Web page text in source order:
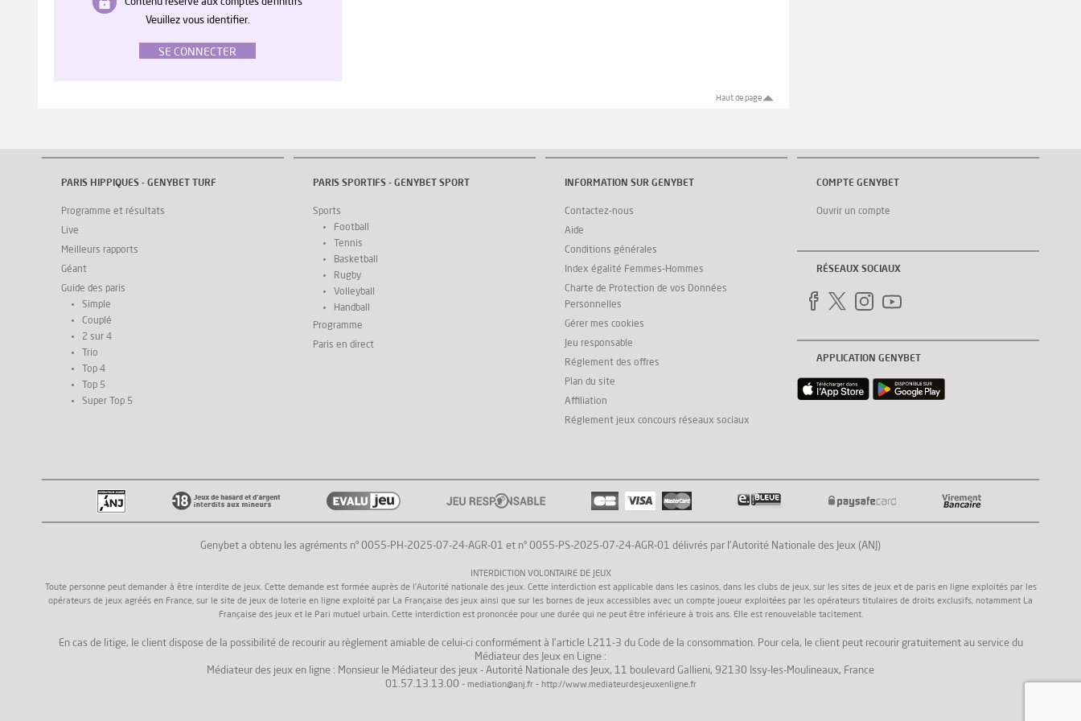
Veuillez vous identifier.
SE CONNECTER
Haut de page
PARIS HIPPIQUES - GENYBET TURF
Programme et résultats
Live
Meilleurs rapports
Géant
Guide des paris
Simple
Couplé
2 sur 4
Trio
Top 4
Top 5
Super Top 5
PARIS SPORTIFS - GENYBET SPORT
Sports
Football
Tennis
Basketball
Rugby
Volleyball
Handball
Programme
Paris en direct
INFORMATION SUR GENYBET
Contactez-nous
Aide
Conditions générales
Index égalité Femmes-Hommes
Charte de Protection de vos Données
Personnelles
Gérer mes cookies
Jeu responsable
Réglement des offres
Plan du site
Affiliation
Réglement jeux concours réseaux sociaux
COMPTE GENYBET
Ouvrir un compte
RÉSEAUX SOCIAUX
APPLICATION GENYBET
Genybet a obtenu les agréments n° 0055-PH-2025-07-24-AGR-01 et n° 0055-PS-2025-07-24-AGR-01 délivrés par l'Autorité Nationale des Jeux (ANJ)
INTERDICTION VOLONTAIRE DE JEUX
Toute personne peut demander à être interdite de jeux. Cette demande est formée auprès de l'Autorité nationale des jeux. Cette interdiction est applicable dans les casinos, dans les clubs de jeux, sur les sites de jeux et de paris en ligne exploités par les
opérateurs de jeux agréés en France, sur le site de jeux de loterie en ligne exploité par La Française des jeux ainsi que sur les bornes de jeux accessibles avec un compte joueur exploitées par les opérateurs titulaires de droits exclusifs, notamment La
Française des jeux et le Pari mutuel urbain. Cette interdiction est prononcée pour une durée qui ne peut être inférieure à trois ans. Elle est renouvelable tacitement.
En cas de litige, le client dispose de la possibilité de recourir au règlement amiable de celui-ci conformément à l'article L211-3 du Code de la consommation. Pour cela, le client peut recourir gratuitement au service du
Médiateur des Jeux en Ligne :
Médiateur des jeux en ligne : Monsieur le Médiateur des jeux - Autorité Nationale des Jeux, 11 boulevard Gallieni, 92130 Issy-les-Moulineaux, France
01.57.13.13.00 - mediation@anj.fr- http://www.mediateurdesjeuxenligne.fr